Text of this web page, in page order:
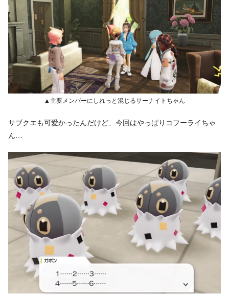
▲主要メンバーにしれっと混じるサーナイトちゃん
サブクエも可愛かったんだけど、今回はやっぱりコフーライちゃ
ん…